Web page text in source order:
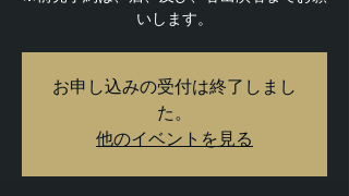
いします。
お申し込みの受付は終了しまし
た。
他のイベントを見る